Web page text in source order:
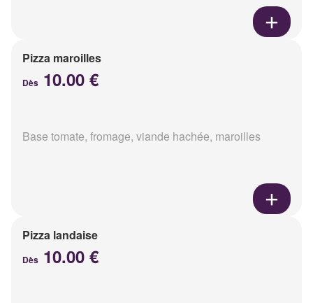
Pizza maroilles
Dès 10.00 €
Base tomate, fromage, viande hachée, maroilles
Pizza landaise
Dès 10.00 €